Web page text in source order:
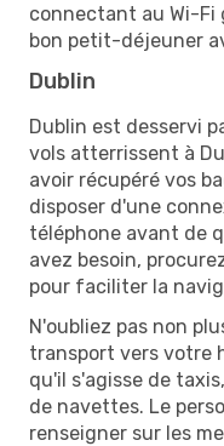
connectant au Wi-
bon petit-déjeuner
Dublin
Dublin est desservi
vols atterrissent à
avoir récupéré vos
disposer d'une
téléphone avant de
avez besoin,
pour faciliter la
N'oubliez pas non
transport vers votre
qu'il s'agisse de
de navettes. Le
renseigner sur les